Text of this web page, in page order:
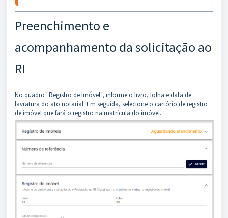
Preenchimento e
acompanhamento da solicitação ao
RI
No quadro "Registro de Imóvel", informe o livro, folha e data de
lavratura do ato notarial. Em seguida, selecione o cartório de registro
de imóvel que fará o registro na matrícula do imóvel.